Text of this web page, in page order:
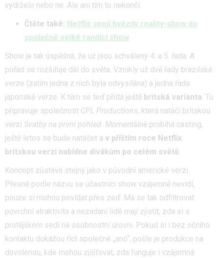
vydrželo nebo ne. Ale ani tím to nekončí.
Čtěte také: Netflix spojí hvězdy reality-show do
společné velké randící show
Show je tak úspěšná, že už jsou schváleny 4. a 5. řada. A
pořad se rozšiřuje dál do světa. Vznikly už dvě řady brazilské
verze (zatím jedna z nich byla odvysílána) a jedna řada
japonské verze. K těm se teď přidá ještě britská varianta. Tu
připravuje společnost CPL Productions, která natáčí britskou
verzi Svatby na první pohled. Momentálně probíhá casting,
ještě letos se bude natáčet a v příštím roce Netflix
britskou verzi nabídne divákům po celém světě.
Koncept zůstává stejný jako v původní americké verzi.
Přesně podle názvu se účastníci show vzájemně nevidí,
pouze si mohou povídat přes zeď. Má se tak odfiltrovat
povrchní atraktivita a nezadaní lidé mají zjistit, zda si s
protějškem sedí na osobnostní úrovni. Pokud si i bez očního
kontaktu dokážou říct společné „ano“, pošle je produkce na
dovolenou, kde mohou zjišťovat, zda funguje i vzájemná